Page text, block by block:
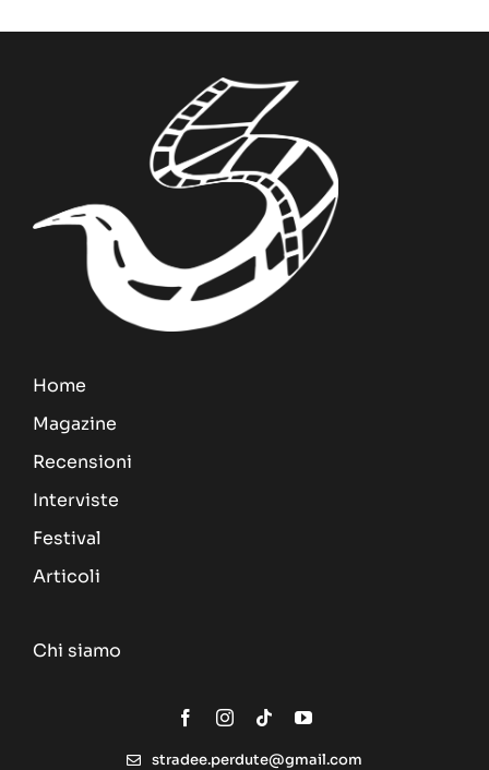
Home
Magazine
Recensioni
Interviste
Festival
Articoli
Chi siamo
stradee.perdute@gmail.com